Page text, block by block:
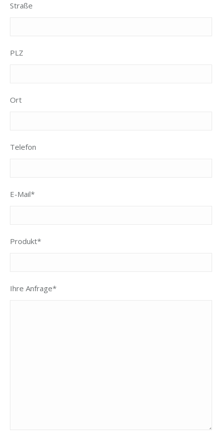
Straße
PLZ
Ort
Telefon
E-Mail*
Produkt*
Ihre Anfrage*